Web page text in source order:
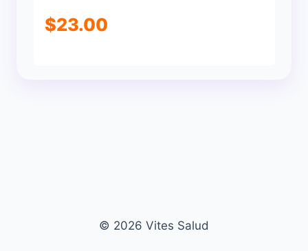
$23.00
© 2026 Vites Salud